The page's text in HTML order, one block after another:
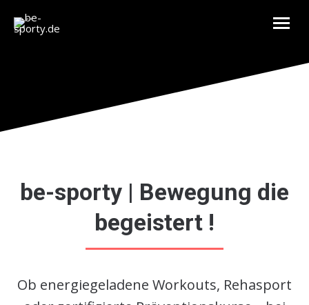
be-sporty | Bewegung die
begeistert !
Ob energiegeladene Workouts, Rehasport